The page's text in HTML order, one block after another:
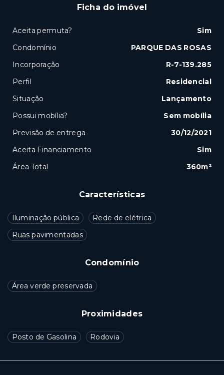
Características
Iluminação pública
Rede de elétrica
Ruas pavimentadas
Condomínio
Área verde preservada
Proximidades
Posto de Gasolina Rodovia
Ficha do imóvel
Aceita permuta?
Sim
Condomínio
PARQUE DAS ROSAS
Incorporação
R-7-139.285
Perfil
Residencial
Situação
Lançamento
Possui mobília?
Sem mobília
Previsão de entrega
30/12/2021
Aceita Financiamento
Sim
Área Total
360m²